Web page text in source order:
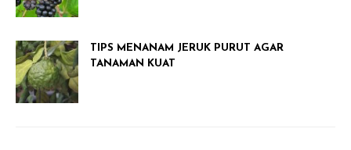
TIPS MENANAM JERUK PURUT AGAR
TANAMAN KUAT